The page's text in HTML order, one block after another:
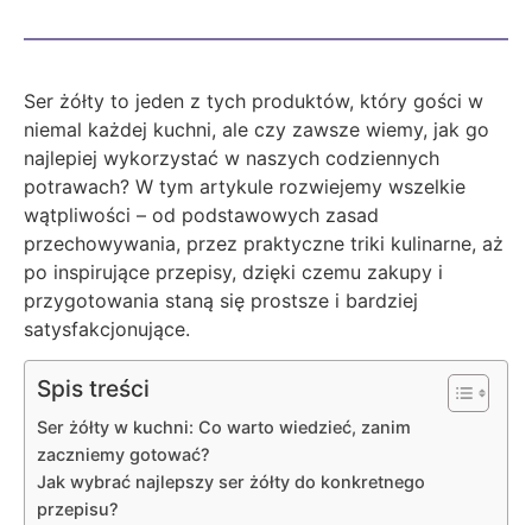
Ser żółty to jeden z tych produktów, który gości w
niemal każdej kuchni, ale czy zawsze wiemy, jak go
najlepiej wykorzystać w naszych codziennych
potrawach? W tym artykule rozwiejemy wszelkie
wątpliwości – od podstawowych zasad
przechowywania, przez praktyczne triki kulinarne, aż
po inspirujące przepisy, dzięki czemu zakupy i
przygotowania staną się prostsze i bardziej
satysfakcjonujące.
Spis treści
Ser żółty w kuchni: Co warto wiedzieć, zanim
zaczniemy gotować?
Jak wybrać najlepszy ser żółty do konkretnego
przepisu?